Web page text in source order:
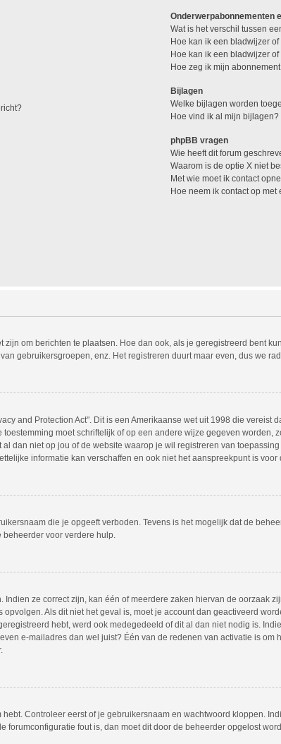
Onderwerpabonnementen
Wat is het verschil tussen
Hoe kan ik een bladwijzer
Hoe kan ik een bladwijzer
Hoe zeg ik mijn
Bijlagen
Welke bijlagen worden
Hoe vind ik al mijn bijlagen?
phpBB vragen
Wie heeft dit forum
Waarom is de optie X niet
Met wie moet ik contact
Hoe neem ik contact op
om berichten te plaatsen. Hoe dan ook, als je geregistreerd bent
gebruikersgroepen, enz. Het registreren duurt maar even, dus we
and Protection Act". Dit is een Amerikaanse wet uit 1998 die
moet schriftelijk of op een andere wijze gegeven
dan niet op jou of de website waarop je wil registreren van
informatie kan verschaffen en ook niet het aanspreekpunt is
die je opgeeft verboden. Tevens is het mogelijk dat de
beheerder voor verdere hulp.
ze correct zijn, kan één of meerdere zaken hiervan de oorzaak
Als dit niet het geval is, moet je account dan geactiveerd
hebt, werd ook medegedeeld of dit al dan niet nodig is.
e-mailadres dan wel juist? Één van de redenen van activatie is om
Controleer eerst of je gebruikersnaam en wachtwoord kloppen.
forumconfiguratie fout is, dan moet dit door de beheerder opgelost